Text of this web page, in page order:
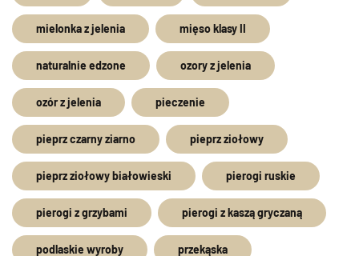
mielonka z jelenia mięso klasy II
naturalnie edzone ozory z jelenia
ozór z jelenia pieczenie
pieprz czarny ziarno pieprz ziołowy
pieprz ziołowy białowieski pierogi ruskie
pierogi z grzybami pierogi z kaszą gryczaną
podlaskie wyroby przekąska